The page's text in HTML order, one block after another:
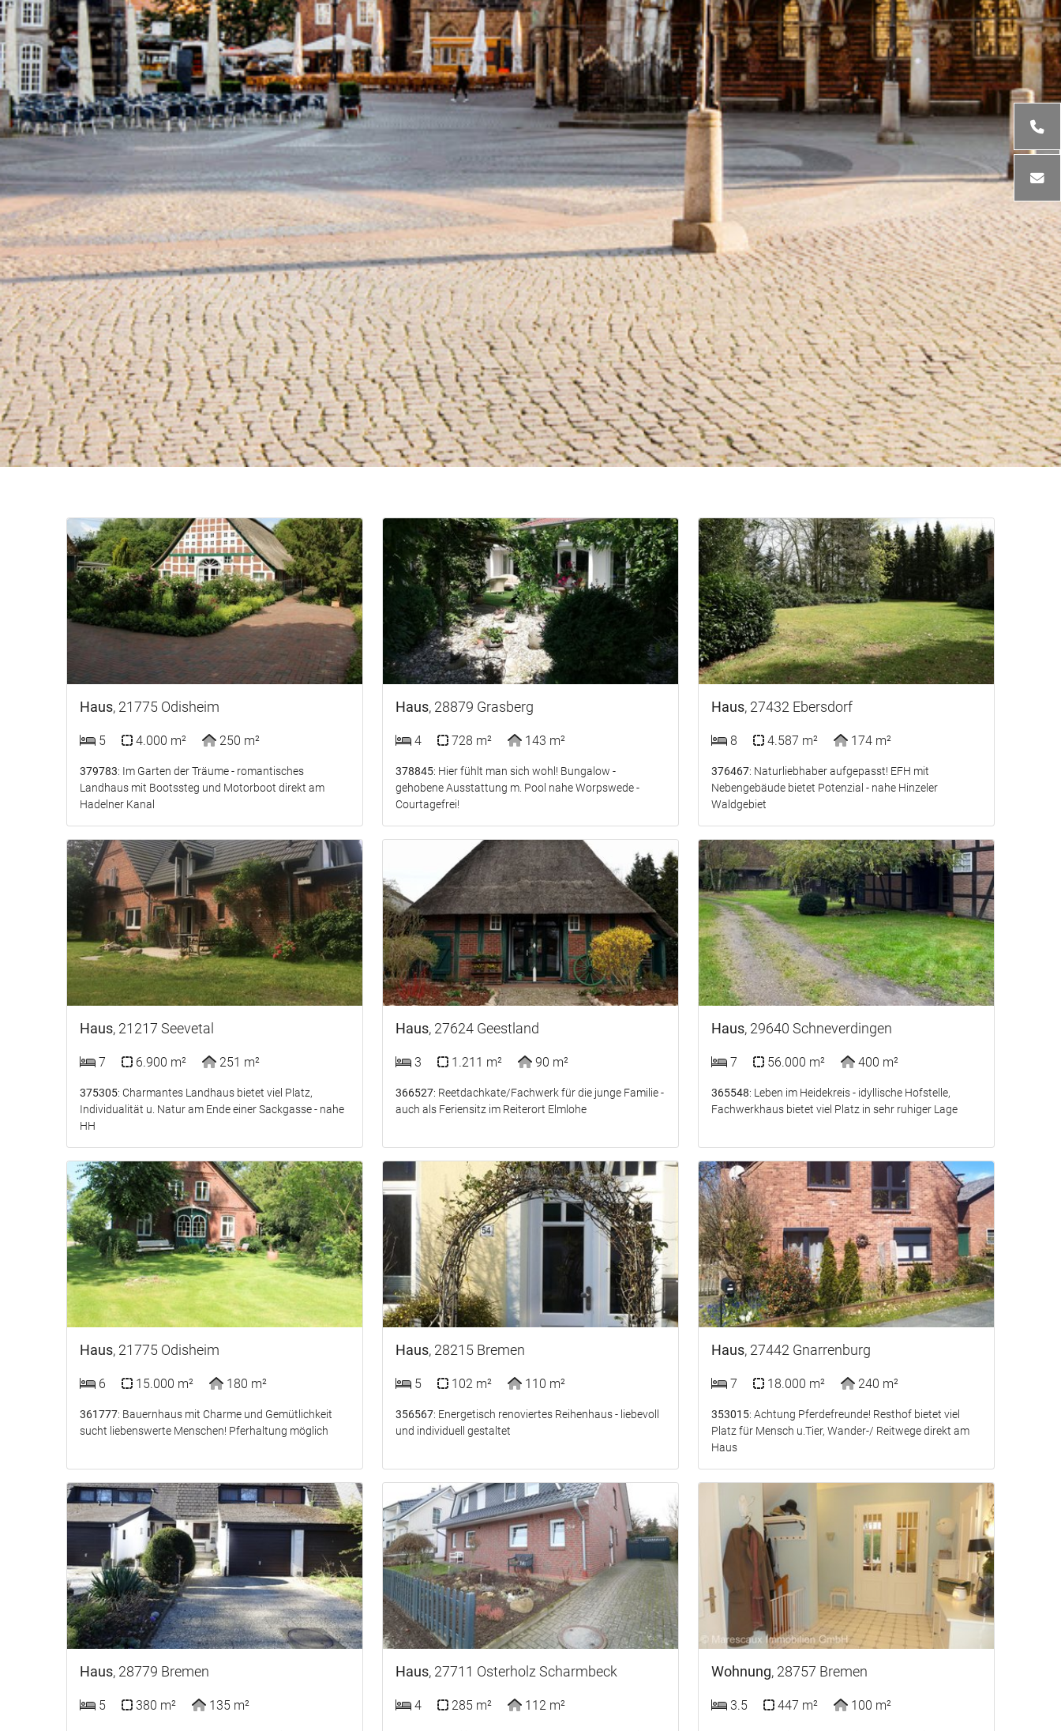
Haus, 21775 Odisheim
5 4.000 m² 250 m²
379783: Im Garten der Träume - romantisches
Landhaus mit Bootssteg und Motorboot direkt am
Hadelner Kanal
Haus, 28879 Grasberg
4 728 m² 143 m²
378845: Hier fühlt man sich wohl! Bungalow -
gehobene Ausstattung m. Pool nahe Worpswede -
Courtagefrei!
Haus, 27432 Ebersdorf
8 4.587 m² 174 m²
376467: Naturliebhaber aufgepasst! EFH mit
Nebengebäude bietet Potenzial - nahe Hinzeler
Waldgebiet
Haus, 21217 Seevetal
7 6.900 m² 251 m²
375305: Charmantes Landhaus bietet viel Platz,
Individualität u. Natur am Ende einer Sackgasse - nahe
HH
Haus, 27624 Geestland
3 1.211 m² 90 m²
366527: Reetdachkate/Fachwerk für die junge Familie -
auch als Feriensitz im Reiterort Elmlohe
Haus, 29640 Schneverdingen
7 56.000 m² 400 m²
365548: Leben im Heidekreis - idyllische Hofstelle,
Fachwerkhaus bietet viel Platz in sehr ruhiger Lage
Haus, 21775 Odisheim
6 15.000 m² 180 m²
361777: Bauernhaus mit Charme und Gemütlichkeit
sucht liebenswerte Menschen! Pferhaltung möglich
Haus, 28215 Bremen
5 102 m² 110 m²
356567: Energetisch renoviertes Reihenhaus - liebevoll
und individuell gestaltet
Haus, 27442 Gnarrenburg
7 18.000 m² 240 m²
353015: Achtung Pferdefreunde! Resthof bietet viel
Platz für Mensch u.Tier, Wander-/ Reitwege direkt am
Haus
Haus, 28779 Bremen
5 380 m² 135 m²
Haus, 27711 Osterholz Scharmbeck
4 285 m² 112 m²
Wohnung, 28757 Bremen
3.5 447 m² 100 m²